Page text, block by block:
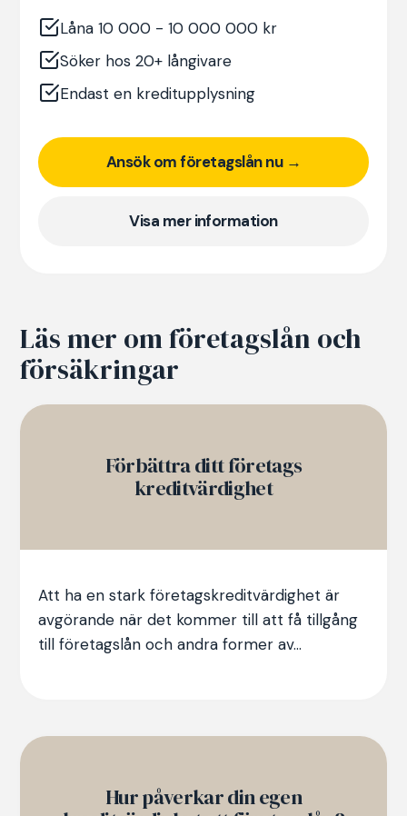
Låna 10 000 - 10 000 000 kr
Söker hos 20+ långivare
Endast en kreditupplysning
Ansök om företagslån nu →
Visa mer information
Läs mer om företagslån och
försäkringar
Förbättra ditt företags
kreditvärdighet
Att ha en stark företagskreditvärdighet är
avgörande när det kommer till att få tillgång
till företagslån och andra former av...
Hur påverkar din egen